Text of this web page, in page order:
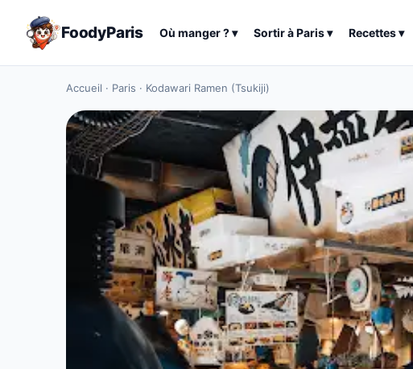
FoodyParis Où manger ?▾ Sortir àParis▾ Recettes▾
Accueil · Paris · Kodawari Ramen (Tsukiji)